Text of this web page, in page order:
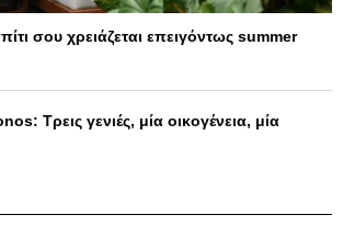
σου χρειάζεται επειγόντως summer
Τρεις γενιές, μία οικογένεια, μία